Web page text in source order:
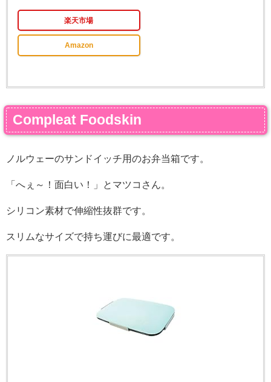
楽天市場
Amazon
Compleat Foodskin
ノルウェーのサンドイッチ用のお弁当箱です。
「へぇ～！面白い！」とマツコさん。
シリコン素材で伸縮性抜群です。
スリムなサイズで持ち運びに最適です。